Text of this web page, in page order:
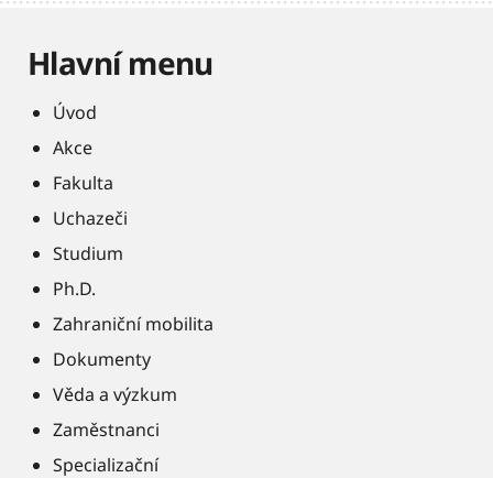
Hlavní menu
Úvod
Akce
Fakulta
Uchazeči
Studium
Ph.D.
Zahraniční mobilita
Dokumenty
Věda a výzkum
Zaměstnanci
Specializační